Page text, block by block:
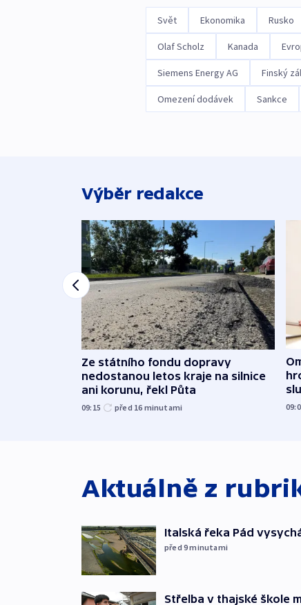
Svět Ekonomika Rusko
Olaf Scholz Kanada
Siemens Energy AG Finský
Omezení dodávek Sankce
Výběr redakce
Ze státního fondu dopravy
nedostanou letos kraje na silnice
ani korunu, řekl Půta
09:15 před 16 minutami
Aktuálně z
Italská řeka Pád
před 9minutami
Střelba v thajské škole